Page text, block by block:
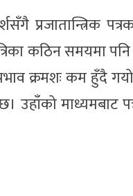
प्रजातान्त्रिक
कठिन समयमा
क्रमशः कम हुँदै
माध्यमबाट